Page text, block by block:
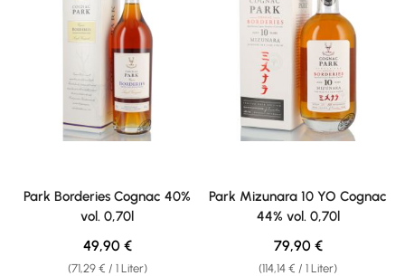
Park Borderies Cognac 40%
vol. 0,70l
(71,29 € / 1 Liter)
Regulärer Preis:
49,90 €
Park Mizunara 10 YO Cognac
44% vol. 0,70l
(114,14 € / 1 Liter)
Regulärer Preis:
79,90 €